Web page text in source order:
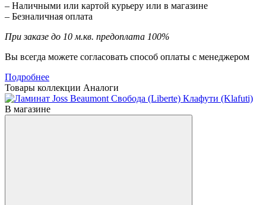
– Наличными или картой курьеру или в магазине
– Безналичная оплата
При заказе до 10 м.кв. предоплата 100%
Вы всегда можете согласовать способ оплаты с менеджером
Подробнее
Товары коллекции Аналоги
В магазине